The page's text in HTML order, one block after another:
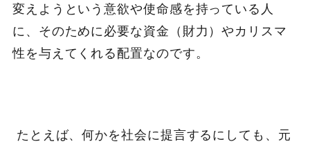
変えようという意欲や使命感を持っている人
に、そのために必要な資金（財力）やカリスマ
性を与えてくれる配置なのです。
たとえば、何かを社会に提言するにしても、元